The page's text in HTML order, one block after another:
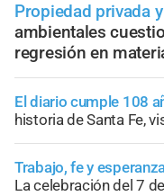
Propiedad privada
ambientales
regresión en
El diario cumple 108
historia de Santa Fe,
Trabajo, fe y
La celebración del 7